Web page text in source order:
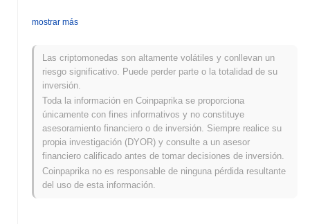
¿Cuándo y cómo comenzó Degen KongZ?
entusiastas de las criptomonedas con el objetivo de construir una
comunidad vibrante en torno a los NFT y los videojuegos. El
proyecto ganó tracción a través de su arte único y sus iniciativas
comunitarias atractivas. Inicialmente listado en importantes
intercambios descentralizados, Degen KongZ rápidamente atrajo
atención en el espacio de los NFT, contribuyendo a su desarrollo
temprano y popularidad.
¿Qué viene para Degen KongZ?
Degen KongZ se está preparando para una fase emocionante con
sus próximas actualizaciones de hoja de ruta centradas en
mostrar más
Las criptomonedas son altamente volátiles y conllevan un
riesgo significativo. Puede perder parte o la totalidad de su
inversión.
Toda la información en Coinpaprika se proporciona
únicamente con fines informativos y no constituye
asesoramiento financiero o de inversión. Siempre realice su
propia investigación (DYOR) y consulte a un asesor
financiero calificado antes de tomar decisiones de inversión.
Coinpaprika no es responsable de ninguna pérdida resultante
del uso de esta información.